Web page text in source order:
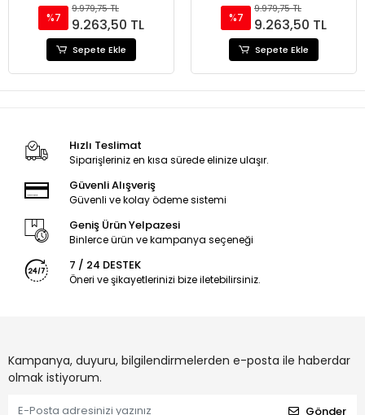
%7
9.979,75 TL
9.263,50 TL
Sepete Ekle
%7
9.979,75 TL
9.263,50 TL
Sepete Ekle
Hızlı Teslimat
Siparişleriniz en kısa sürede elinize ulaşır.
Güvenli Alışveriş
Güvenli ve kolay ödeme sistemi
Geniş Ürün Yelpazesi
Binlerce ürün ve kampanya seçeneği
7 / 24 DESTEK
Öneri ve şikayetlerinizi bize iletebilirsiniz.
Kampanya, duyuru, bilgilendirmelerden e-posta ile haberdar
olmak istiyorum.
Gönder